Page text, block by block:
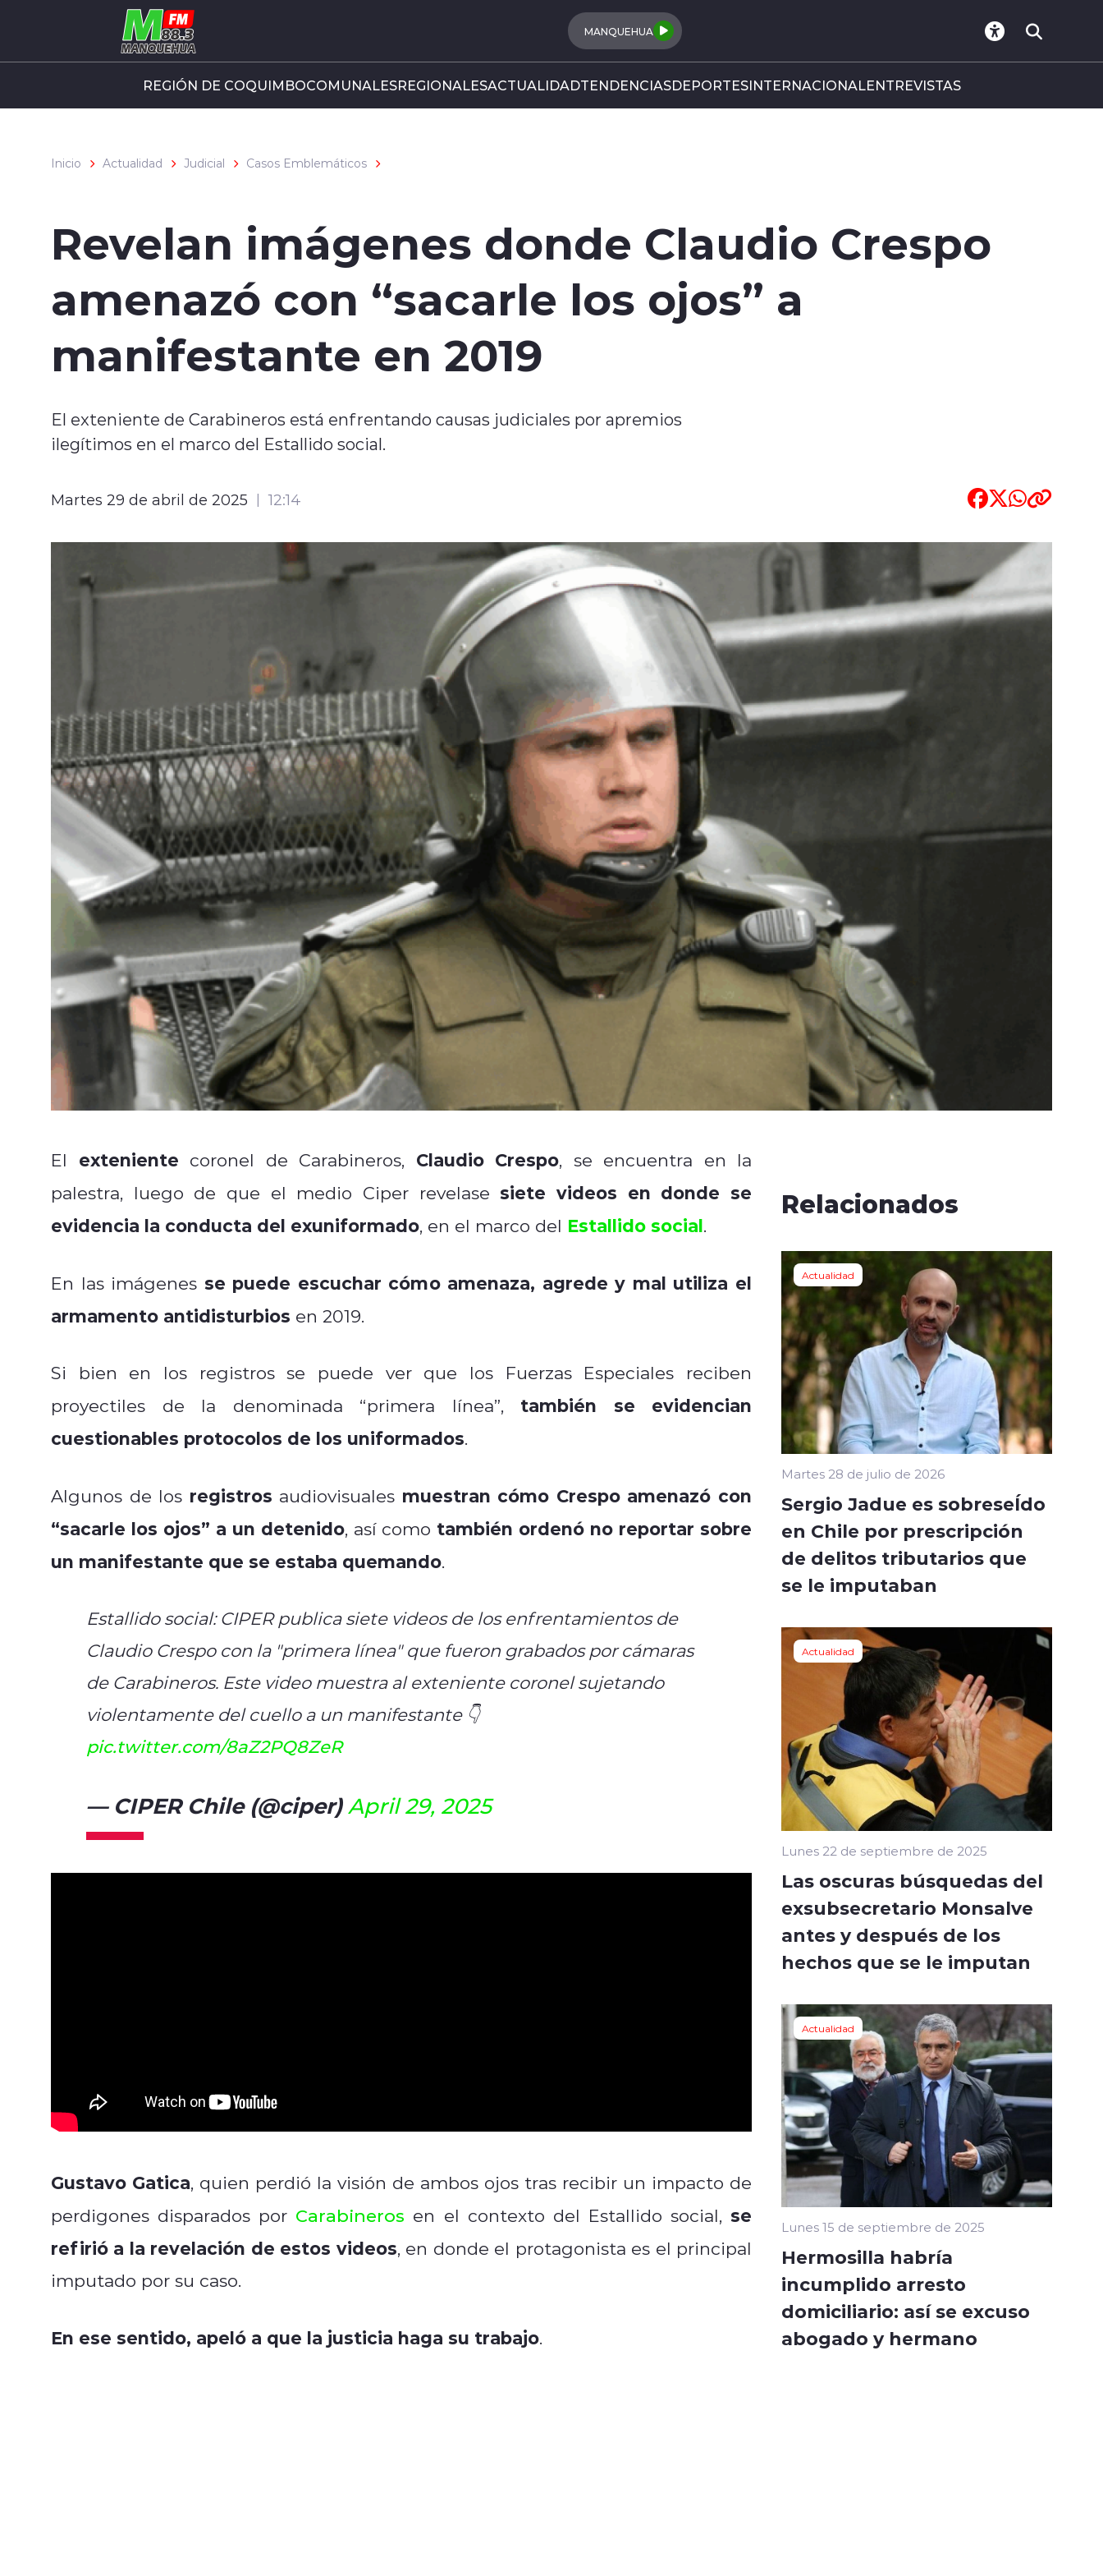
Click acá para ir directamente al contenido
MANQUEHUA
REGIÓN DE COQUIMBOCOMUNALESREGIONALESACTUALIDADTENDENCIASDEPORTESINTERNACIONALENTREVISTAS
Inicio Actualidad Judicial Casos Emblemáticos
Revelan imágenes donde Claudio Crespo
amenazó con “sacarle los ojos” a
manifestante en 2019
El exteniente de Carabineros está enfrentando causas judiciales por apremios
ilegítimos en el marco del Estallido social.
Martes 29 de abril de 2025 12:14
El exteniente coronel de Carabineros, Claudio Crespo, se encuentra en la
palestra, luego de que el medio Ciper revelase siete videos en donde se
evidencia la conducta del exuniformado, en el marco del Estallido social.
En las imágenes se puede escuchar cómo amenaza, agrede y mal utiliza el
armamento antidisturbios en 2019.
Si bien en los registros se puede ver que los Fuerzas Especiales reciben
proyectiles de la denominada “primera línea”, también se evidencian
cuestionables protocolos de los uniformados.
Algunos de los registros audiovisuales muestran cómo Crespo amenazó con
“sacarle los ojos” a un detenido, así como también ordenó no reportar sobre
un manifestante que se estaba quemando.
Estallido social: CIPER publica siete videos de los enfrentamientos de
Claudio Crespo con la "primera línea" que fueron grabados por cámaras
de Carabineros. Este video muestra al exteniente coronel sujetando
violentamente del cuello a un manifestante 👇
pic.twitter.com/8aZ2PQ8ZeR
— CIPER Chile (@ciper) April 29, 2025
Gustavo Gatica, quien perdió la visión de ambos ojos tras recibir un impacto de
perdigones disparados por Carabineros en el contexto del Estallido social, se
refirió a la revelación de estos videos, en donde el protagonista es el principal
imputado por su caso.
En ese sentido, apeló a que la justicia haga su trabajo.
Relacionados
Actualidad
Martes 28 de julio de 2026
Sergio Jadue es sobreseÍdo
en Chile por prescripción
de delitos tributarios que
se le imputaban
Actualidad
Lunes 22 de septiembre de 2025
Las oscuras búsquedas del
exsubsecretario Monsalve
antes y después de los
hechos que se le imputan
Actualidad
Lunes 15 de septiembre de 2025
Hermosilla habría
incumplido arresto
domiciliario: así se excuso
abogado y hermano